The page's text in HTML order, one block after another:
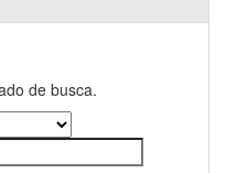
de busca.